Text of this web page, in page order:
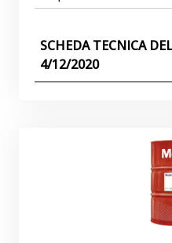
formulazione, per
combinazione con un
(BN), Mobilgard
capacità di
alimentazione,
cSt. a 100ºC e
garantire
lubrificante e
Caratteristiche e
corrosione nei nuovi
SCHEDA TECNICA DEL
4/12/2020